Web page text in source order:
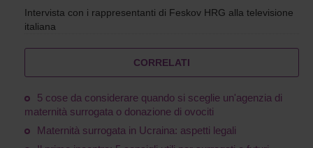
Intervista con i rappresentanti di Feskov HRG alla televisione
italiana
CORRELATI
5 cose da considerare quando si sceglie un'agenzia di
maternità surrogata o donazione di ovociti
Maternità surrogata in Ucraina: aspetti legali